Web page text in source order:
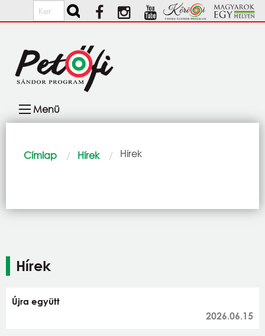
Ugrás a tartalomra
Keresés
navigáció
Menü
Morzsa
Címlap Hírek Current:
Hírek
Hírek
Újra együtt
2026.06.15